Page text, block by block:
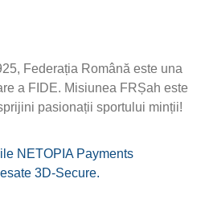
Federația Română este una
a FIDE. Misiunea FRȘah este
pasionații sportului minții!
NETOPIA Payments
3D-Secure.